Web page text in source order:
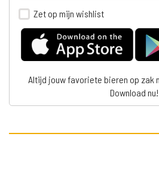
Zet op mijn wishlist
Altijd jouw favoriete bieren op zak
Download nu!